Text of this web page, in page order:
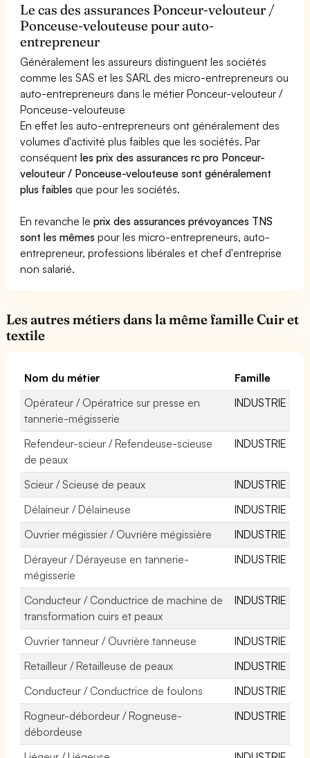
Le cas des assurances Ponceur-velouteur /
Ponceuse-velouteuse pour auto-
entrepreneur
Généralement les assureurs distinguent les sociétés
comme les SAS et les SARL des micro-entrepreneurs ou
auto-entrepreneurs dans le métier Ponceur-velouteur /
Ponceuse-velouteuse
En effet les auto-entrepreneurs ont généralement des
volumes d'activité plus faibles que les sociétés. Par
conséquentles prix des assurances rc pro Ponceur-
velouteur / Ponceuse-velouteuse sont généralement
plus faibles que pour les sociétés.
En revanche leprix des assurances prévoyances TNS
sont les mêmes pour les micro-entrepreneurs, auto-
entrepreneur, professions libérales et chef d'entreprise
non salarié.
Les autres métiers dans la même famille Cuir et
textile
Nom du métier
Famille
Opérateur / Opératrice sur presse en
tannerie-mégisserie
INDUSTRIE
Refendeur-scieur / Refendeuse-scieuse
de peaux
INDUSTRIE
Scieur / Scieuse de peaux
INDUSTRIE
Délaineur / Délaineuse
INDUSTRIE
Ouvrier mégissier / Ouvrière mégissière
INDUSTRIE
Dérayeur / Dérayeuse en tannerie-
mégisserie
INDUSTRIE
Conducteur / Conductrice de machine de
transformation cuirs et peaux
INDUSTRIE
Ouvrier tanneur / Ouvrière tanneuse
INDUSTRIE
Retailleur / Retailleuse de peaux
INDUSTRIE
Conducteur / Conductrice de foulons
INDUSTRIE
Rogneur-débordeur / Rogneuse-
débordeuse
INDUSTRIE